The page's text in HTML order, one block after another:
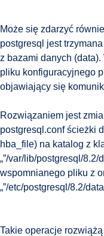
Może się zdarzyć
postgresql jest
z bazami danych
pliku konfiguracyjnego
objawiający się
Rozwiązaniem jest
postgresql.conf ścieżki
hba_file) na katalog z
„”/var/lib/postgresql/8.2/
wspomnianego pliku z
„”/etc/postgresql/8.2/
Takie operacje